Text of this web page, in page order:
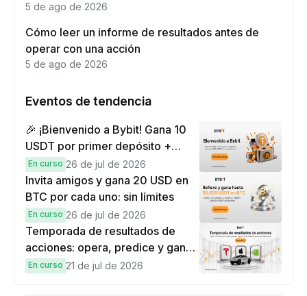
5 de ago de 2026
Cómo leer un informe de resultados antes de
operar con una acción
5 de ago de 2026
Eventos de tendencia
🎉 ¡Bienvenido a Bybit! Gana 10
USDT por primer depósito +
hasta 9,999 USDT en
recompensas
En curso 26 de jul de 2026
Invita amigos y gana 20 USD en
BTC por cada uno: sin límites
En curso 26 de jul de 2026
Temporada de resultados de
acciones: opera, predice y gana
una Cybertruck.
En curso 21 de jul de 2026